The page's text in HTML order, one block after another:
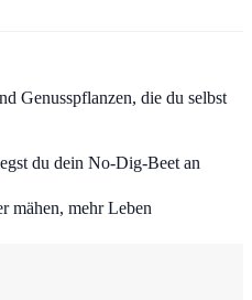
Genusspflanzen, die du selbst
du dein No-Dig-Beet an
mähen, mehr Leben